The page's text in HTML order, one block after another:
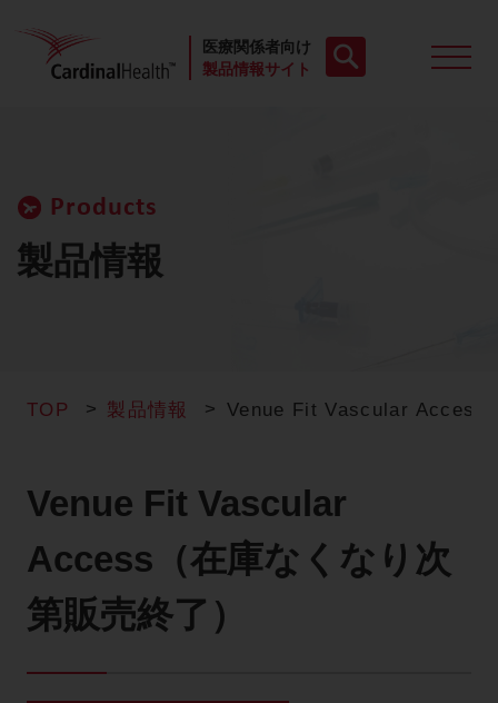
医療関係者向け
製品情報サイト
製品に関するお知らせ
添付文書
Products
製品情報
TOP 製品情報 Venue Fit Vascular Access
Venue Fit Vascular
Access（在庫なくなり次
第販売終了）